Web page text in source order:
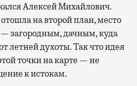
Алексей Михайлович.
на второй план, место
загородным, дачным, куда
летней духоты. Так что идея
точки на карте — не
к истокам.